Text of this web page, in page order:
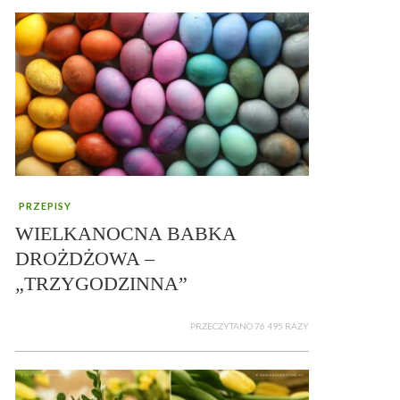
PRZEPISY
WIELKANOCNA BABKA
DROŻDŻOWA –
„TRZYGODZINNA”
PRZECZYTANO 76 495 RAZY